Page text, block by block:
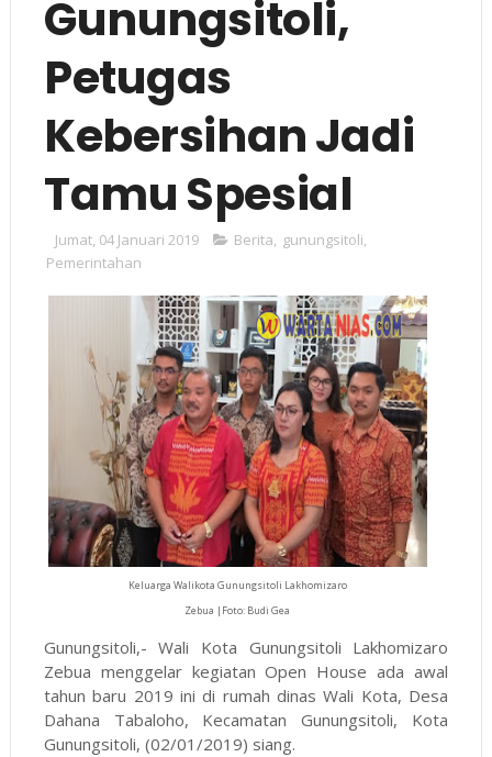
Gunungsitoli,
Petugas
Kebersihan Jadi
Tamu Spesial
Jumat, 04 Januari 2019 Berita, gunungsitoli,
Pemerintahan
Keluarga Walikota Gunungsitoli Lakhomizaro
Zebua |Foto: Budi Gea
Gunungsitoli,- Wali Kota Gunungsitoli Lakhomizaro
Zebua menggelar kegiatan Open House ada awal
tahun baru 2019 ini di rumah dinas Wali Kota, Desa
Dahana Tabaloho, Kecamatan Gunungsitoli, Kota
Gunungsitoli, (02/01/2019) siang.